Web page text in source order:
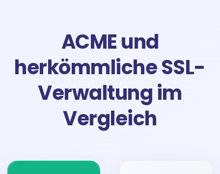
ACME und
herkömmliche SSL-
Verwaltung im
Vergleich